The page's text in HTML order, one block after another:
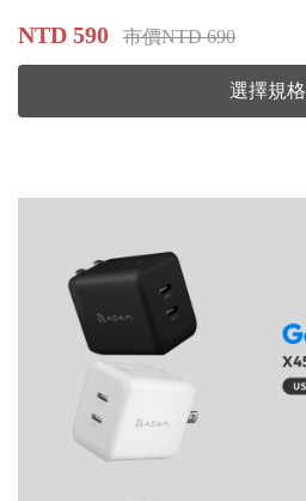
NTD 590 市價NTD 690
選擇規格